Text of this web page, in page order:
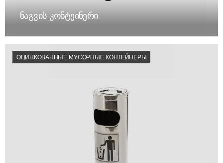
ნაგვის კონტეინერი
ОЦИНКОВАННЫЕ МУСОРНЫЕ КОНТЕЙНЕРЫ